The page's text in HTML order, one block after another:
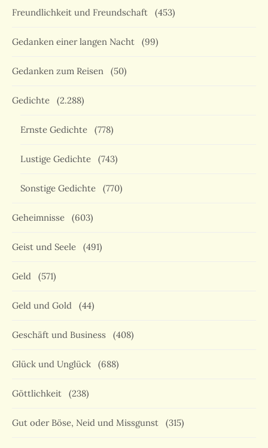
Freundlichkeit und Freundschaft (453)
Gedanken einer langen Nacht (99)
Gedanken zum Reisen (50)
Gedichte (2.288)
Ernste Gedichte (778)
Lustige Gedichte (743)
Sonstige Gedichte (770)
Geheimnisse (603)
Geist und Seele (491)
Geld (571)
Geld und Gold (44)
Geschäft und Business (408)
Glück und Unglück (688)
Göttlichkeit (238)
Gut oder Böse, Neid und Missgunst (315)